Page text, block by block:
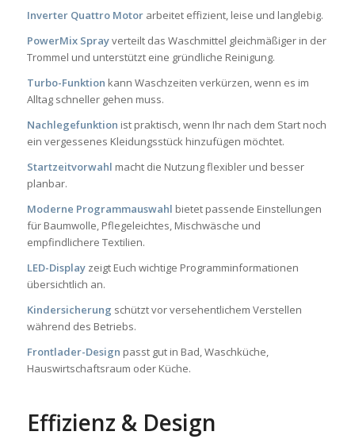
Inverter Quattro Motorarbeitet effizient, leise und langlebig.
PowerMix Sprayverteilt das Waschmittel gleichmäßiger in der
Trommel und unterstützt eine gründliche Reinigung.
Turbo-Funktion kann Waschzeiten verkürzen, wenn es im
Alltag schneller gehen muss.
Nachlegefunktion ist praktisch, wenn Ihr nach dem Start noch
ein vergessenes Kleidungsstück hinzufügen möchtet.
Startzeitvorwahl macht die Nutzung flexibler und besser
planbar.
Moderne Programmauswahl bietet passende Einstellungen
für Baumwolle, Pflegeleichtes, Mischwäsche und
empfindlichere Textilien.
LED-Displayzeigt Euch wichtige Programminformationen
übersichtlich an.
Kindersicherung schützt vor versehentlichem Verstellen
während des Betriebs.
Frontlader-Design passt gut in Bad, Waschküche,
Hauswirtschaftsraum oder Küche.
Effizienz & Design